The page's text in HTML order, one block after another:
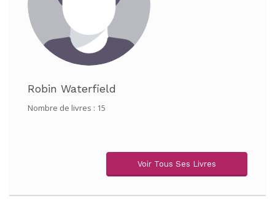
Robin Waterfield
Nombre de livres : 15
Voir Tous Ses Livres